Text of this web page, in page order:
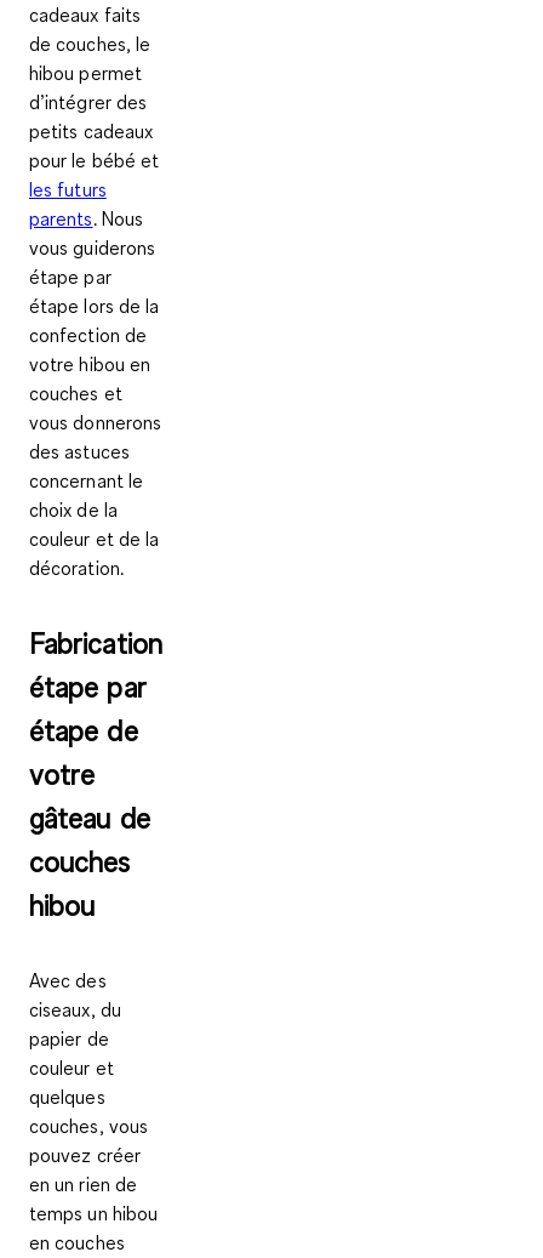
cadeaux faits
de couches, le
hibou permet
d’intégrer des
petits cadeaux
pour le bébé et
les futurs
parents. Nous
vous guiderons
étape par
étape lors de la
confection de
votre hibou en
couches et
vous donnerons
des astuces
concernant le
choix de la
couleur et de la
décoration.
Fabrication
étape par
étape de
votre
gâteau de
couches
hibou
Avec des
ciseaux, du
papier de
couleur et
quelques
couches, vous
pouvez créer
en un rien de
temps un hibou
en couches